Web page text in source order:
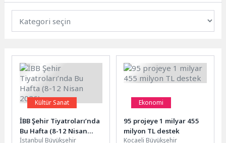
Kültür Sanat
İBB Şehir Tiyatroları’nda
Bu Hafta (8-12 Nisan
2026)
İstanbul Büyükşehir
Ekonomi
95 projeye 1 milyar 455
milyon TL destek
Kocaeli Büyükşehir